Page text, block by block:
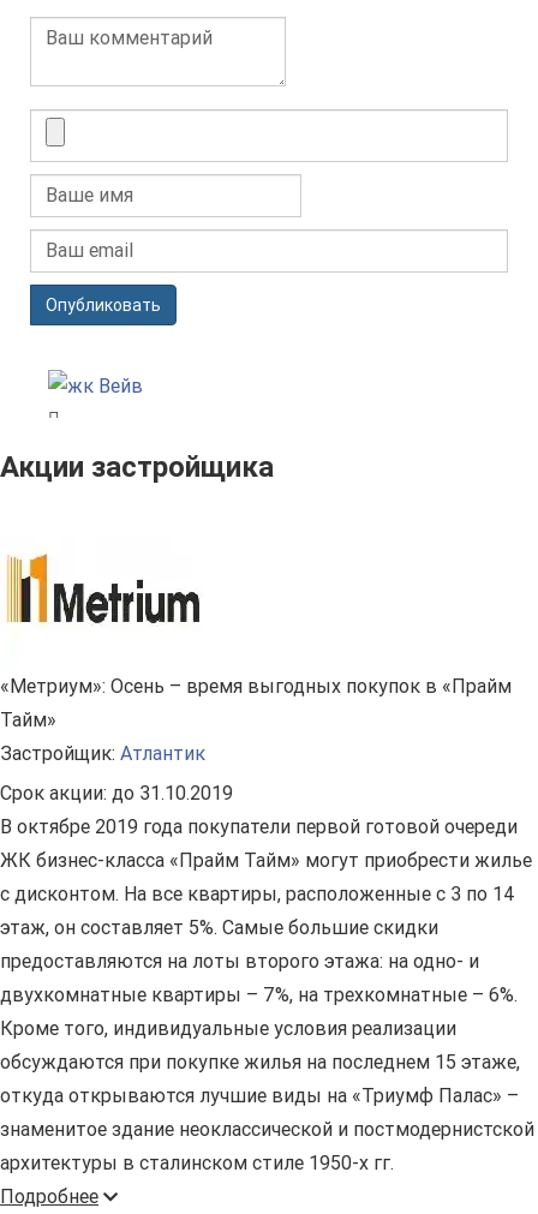
Опубликовать
Акции застройщика
«Метриум»: Осень – время выгодных покупок в «Прайм
Тайм»
Застройщик: Атлантик
Срок акции: до 31.10.2019
В октябре 2019 года покупатели первой готовой очереди
ЖК бизнес-класса «Прайм Тайм» могут приобрести жилье
с дисконтом. На все квартиры, расположенные с 3 по 14
этаж, он составляет 5%. Самые большие скидки
предоставляются на лоты второго этажа: на одно- и
двухкомнатные квартиры – 7%, на трехкомнатные – 6%.
Кроме того, индивидуальные условия реализации
обсуждаются при покупке жилья на последнем 15 этаже,
откуда открываются лучшие виды на «Триумф Палас» –
знаменитое здание неоклассической и постмодернистской
архитектуры в сталинском стиле 1950-х гг.
Подробнее